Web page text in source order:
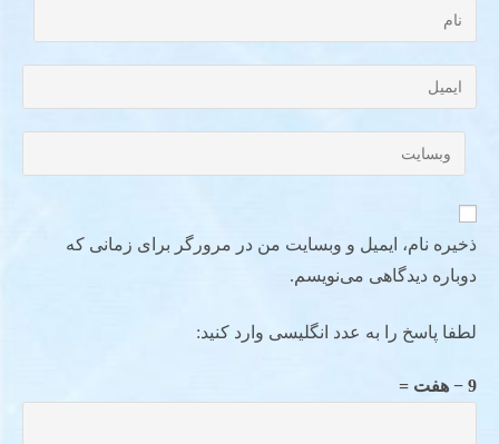
ذخیره نام، ایمیل و وبسایت من در مرورگر برای زمانی که
دوباره دیدگاهی می‌نویسم.
لطفا پاسخ را به عدد انگلیسی وارد کنید:
9 − هفت =